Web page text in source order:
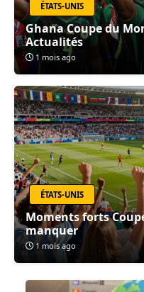
ÉTATS-UNIS
Ghana Coupe du
Actualités
1 mois ago
ÉTATS-UNIS
Moments forts
manquer
1 mois ago